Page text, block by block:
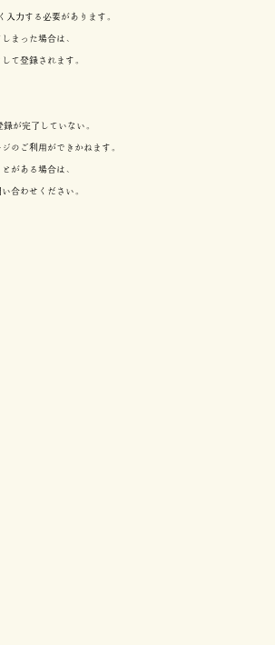
力する必要があります。
まった場合は、
て登録されます。
が完了していない。
のご利用ができかねます。
がある場合は、
合わせください。